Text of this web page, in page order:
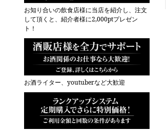
お知り合いの飲食店様に当店を紹介し、注文
して頂くと、紹介者様に2,000ptプレゼン
ト！
お酒ライター、youtuberなど大歓迎